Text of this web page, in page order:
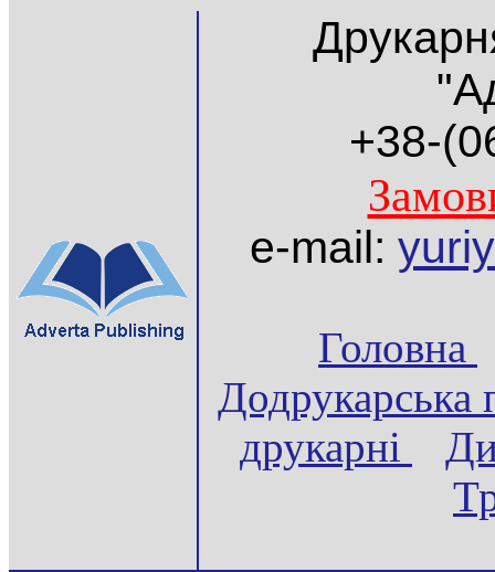
+38-
e-mail:
Головна
Додрукарська
друкарні